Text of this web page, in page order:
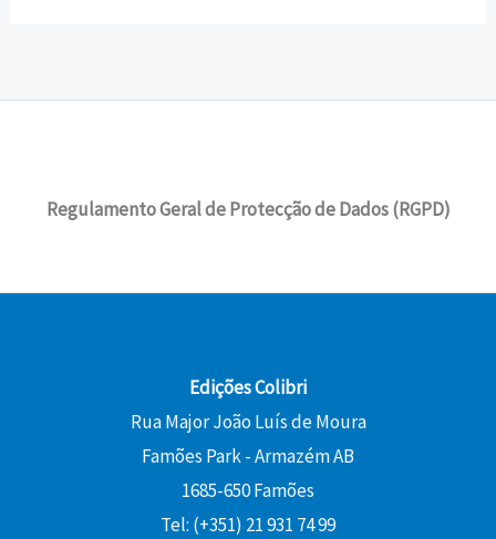
Regulamento Geral de Protecção de Dados (RGPD)
Edições Colibri
Rua Major João Luís de Moura
Famões Park - Armazém AB
1685-650 Famões
Tel: (+351) 21 931 74 99